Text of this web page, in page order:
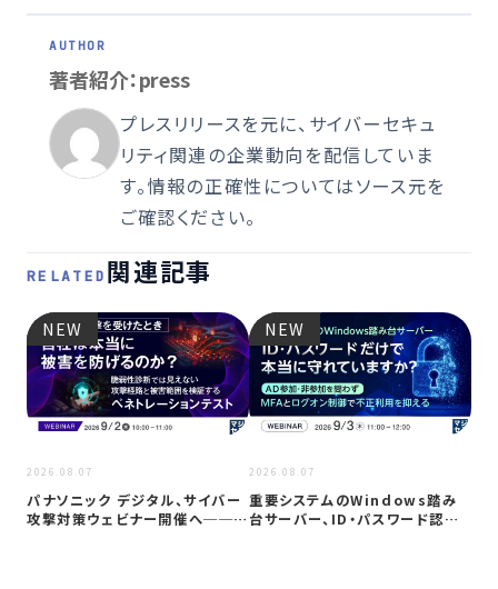
著者紹介：press
プレスリリースを元に、サイバーセキュ
リティ関連の企業動向を配信していま
す。情報の正確性についてはソース元を
ご確認ください。
RELATED 関連記事
NEW
2026.08.07
パナソニック デジタル、サイバー
攻撃対策ウェビナー開催へ──自
NEW
2026.08.07
重要システムのWindows踏み
台サーバー、ID・パスワード認証